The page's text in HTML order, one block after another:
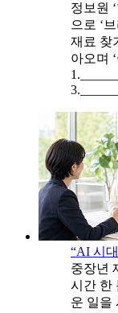
정보원
으로 ‘
재료 찾
아오며
“AI 시
중장년
시간 한
운 일을